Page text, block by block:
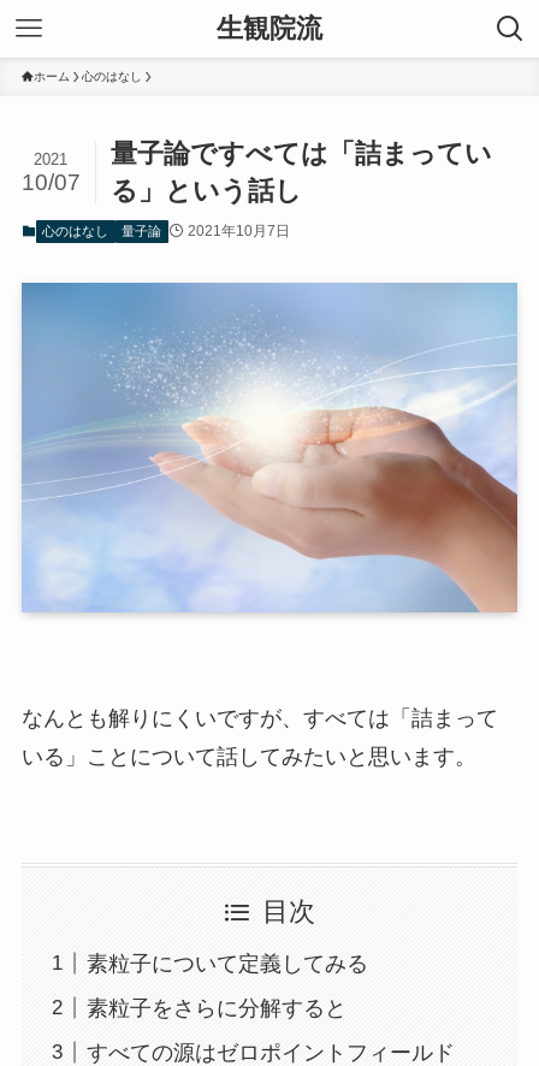
生観院流
ホーム 心のはなし
量子論ですべては「詰まってい
る」という話し
2021
10/07
心のはなし 量子論 2021年10月7日
なんとも解りにくいですが、すべては「詰まって
いる」ことについて話してみたいと思います。
目次
素粒子について定義してみる
素粒子をさらに分解すると
すべての源はゼロポイントフィールド